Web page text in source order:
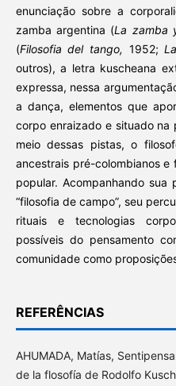
enunciação sobre a
zamba argentina (La zamba
(Filosofia del tango, 1952;
outros), a letra kuscheana
expressa, nessa
a dança, elementos que
corpo enraizado e situado na
meio dessas pistas, o
ancestrais pré-colombianos e
popular. Acompanhando sua
“filosofia de campo”, seu
rituais e tecnologias
possíveis do pensamento
comunidade como
REFERÊNCIAS
AHUMADA, Matías,
de la flosofía de Rodolfo